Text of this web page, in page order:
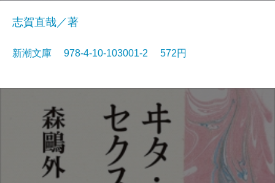
志賀直哉／著
新潮文庫 978-4-10-103001-2 572円